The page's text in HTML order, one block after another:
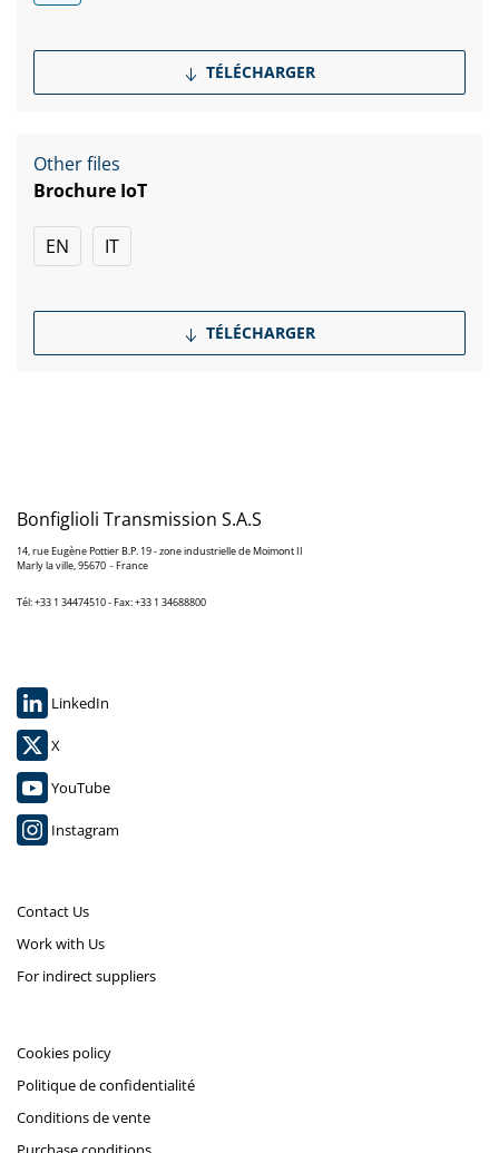
TÉLÉCHARGER
Other files
Brochure IoT
EN IT
TÉLÉCHARGER
Bonfiglioli Transmission S.A.S
14, rue Eugène Pottier B.P. 19 - zone industrielle de Moimont II
Marly la ville, 95670 - France
Tél: +33 1 34474510 - Fax: +33 1 34688800
LinkedIn
X
YouTube
Instagram
Contact Us
Work with Us
For indirect suppliers
Cookies policy
Politique de confidentialité
Conditions de vente